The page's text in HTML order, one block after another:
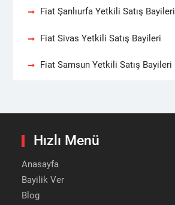
Fiat Şanlıurfa Yetkili Satış Bayileri
Fiat Sivas Yetkili Satış Bayileri
Fiat Samsun Yetkili Satış Bayileri
Hızlı Menü
Anasayfa
Bayilik Ver
Blog